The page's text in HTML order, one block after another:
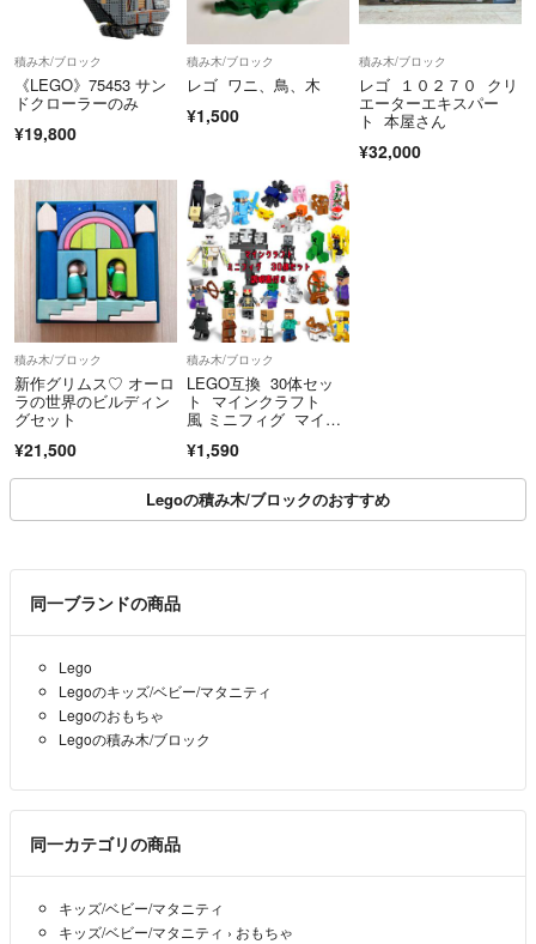
積み木/ブロック
《LEGO》75453 サン
ドクローラーのみ
¥19,800
積み木/ブロック
レゴ ワニ、鳥、木
¥1,500
積み木/ブロック
レゴ １０２７０ クリ
エーターエキスパー
ト 本屋さん
¥32,000
積み木/ブロック
新作グリムス♡ オーロ
ラの世界のビルディン
グセット
¥21,500
積み木/ブロック
LEGO互換 30体セッ
ト マインクラフト
風 ミニフィグ マイク
¥1,590
Legoの積み木/ブロックのおすすめ
同一ブランドの商品
Lego
Legoのキッズ/ベビー/マタニティ
Legoのおもちゃ
Legoの積み木/ブロック
同一カテゴリの商品
キッズ/ベビー/マタニティ
キッズ/ベビー/マタニティ › おもちゃ